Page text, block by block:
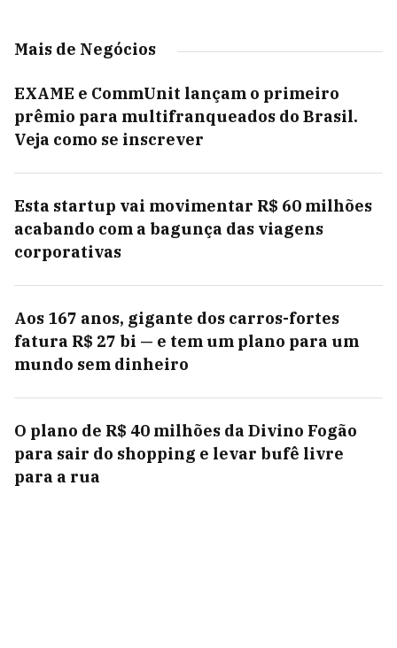
Mais de Negócios
EXAME e CommUnit lançam o primeiro
prêmio para multifranqueados do Brasil.
Veja como se inscrever
Esta startup vai movimentar R$ 60 milhões
acabando com a bagunça das viagens
corporativas
Aos 167 anos, gigante dos carros-fortes
fatura R$ 27 bi — e tem um plano para um
mundo sem dinheiro
O plano de R$ 40 milhões da Divino Fogão
para sair do shopping e levar bufê livre
para a rua